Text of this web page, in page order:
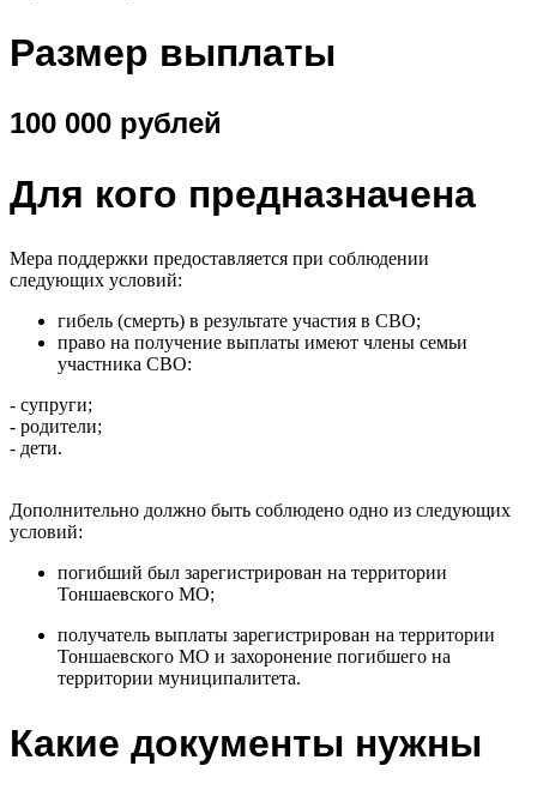
Размер выплаты
100 000 рублей
Для кого предназначена
Мера поддержки предоставляется при соблюдении
следующих условий:
гибель (смерть) в результате участия в СВО;
право на получение выплаты имеют члены семьи
участника СВО:
- супруги;
- родители;
- дети.
Дополнительно должно быть соблюдено одно из следующих
условий:
погибший был зарегистрирован на территории
Тоншаевского МО;
получатель выплаты зарегистрирован на территории
Тоншаевского МО и захоронение погибшего на
территории муниципалитета.
Какие документы нужны